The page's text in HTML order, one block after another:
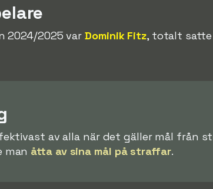
2024/2025 varDominik Fitz, totalt satte
av alla när det gäller mål från
man åtta av sina mål på straffar.